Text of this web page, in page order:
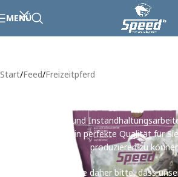
wir nutzen den Sommer, um Kraft
Zugleich werden in dieser Zeit alle
Wartungs- und
weiterhin perfekte Qualität für
produzieren zu
Beachten Sie daher bitte, dass
MENÜ
Start/Feed/Freizeitpferd